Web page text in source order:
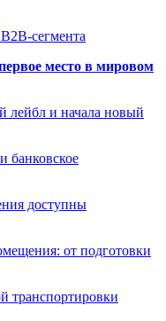
сегмента
место в мировом
лейбл и начала новый
банковское
доступны
от подготовки
транспортировки